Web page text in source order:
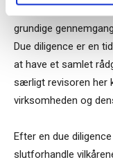
grundige
Due diligence er en
at have et samlet
særligt revisoren her
virksomheden og
Efter en due
slutforhandle